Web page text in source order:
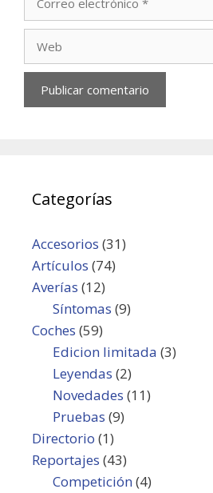
electrónico
Categorías
Accesorios (31)
Artículos (74)
Averías (12)
Síntomas (9)
Coches (59)
Edicion limitada (3)
Leyendas (2)
Novedades (11)
Pruebas (9)
Directorio (1)
Reportajes (43)
Competición (4)